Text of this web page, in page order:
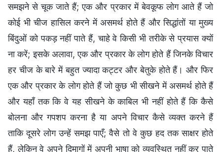
समझने से चूक जाते हैं; एक और प्रकार में बेवकूफ लोग आते हैं जो
कोई भी चीज हासिल करने में असमर्थ होते हैं और सिद्धांतों या मुख्य
बिंदुओं को पकड़ नहीं पाते हैं, चाहे वे किसी भी तरीके से प्रयास क्यों
ना करें; इसके अलावा, एक और प्रकार के लोग होते हैं जिनके विचार
हर चीज के बारे में बहुत ज्यादा कट्टर और बेतुके होते हैं। और फिर
एक और प्रकार के लोग होते हैं जो कुछ भी सीखने में असमर्थ होते हैं
और यहाँ तक कि वे यह सीखने के काबिल भी नहीं होते हैं कि कैसे
बोलना और गपशप करना है या अपने विचार कैसे व्यक्त करने हैं
ताकि दूसरे लोग उन्हें समझ पाएँ; वैसे तो वे कुछ हद तक साक्षर होते
हैं, लेकिन वे अपने दिमागों में अपनी भाषा को व्यवस्थित नहीं कर पाते